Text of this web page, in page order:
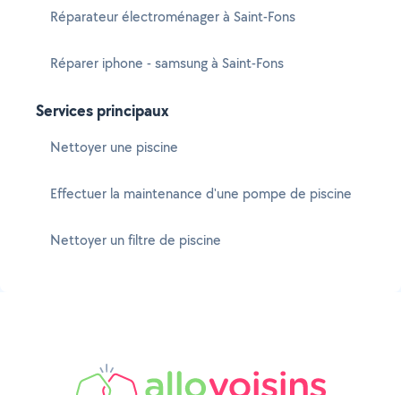
Réparateur électroménager à Saint-Fons
Réparer iphone - samsung à Saint-Fons
Services principaux
Nettoyer une piscine
Effectuer la maintenance d'une pompe de piscine
Nettoyer un filtre de piscine